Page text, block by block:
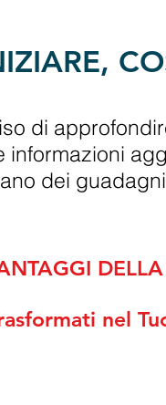
di
informazioni
dei
nel